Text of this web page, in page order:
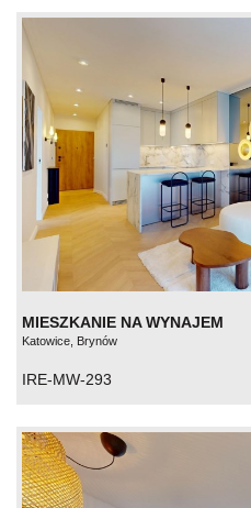
MIESZKANIE NA WYNAJEM
Katowice, Brynów
IRE-MW-293